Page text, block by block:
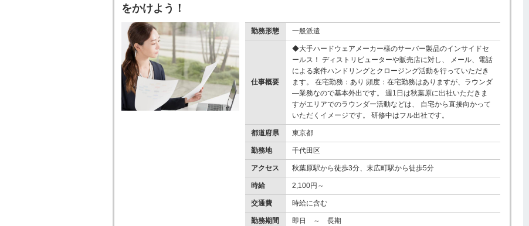
をかけよう！
勤務形態 一般派遣
仕事概要
◆大手ハードウェアメーカー様のサーバー製品のインサイドセ
ールス！ ディストリビューターや販売店に対し、 メール、電話
による案件ハンドリングとクロージング活動を行っていただき
ます。 在宅勤務：あり 頻度：在宅勤務はありますが、ラウンダ
―業務なので基本外出です。 週1日は秋葉原に出社いただきま
すがエリアでのラウンダー活動などは、 自宅から直接向かって
いただくイメージです。 研修中はフル出社です。
都道府県 東京都
勤務地 千代田区
アクセス 秋葉原駅から徒歩3分、末広町駅から徒歩5分
時給 2,100円～
交通費 時給に含む
勤務期間 即日 ～ 長期